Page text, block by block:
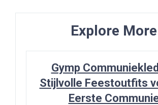
Explore More
Gymp
Stijlvolle Feestoutfits
Eerste